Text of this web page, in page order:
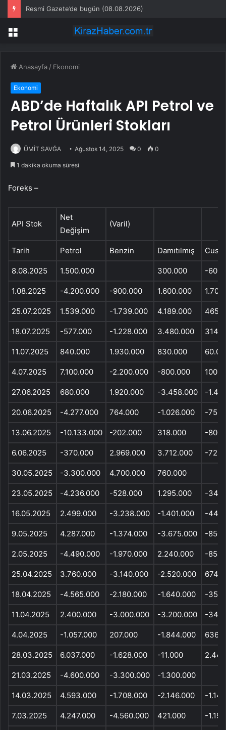
Resmi Gazete’de bugün (08.08.2026)
Menü
Anasayfa / Ekonomi
Ekonomi
ABD’de Haftalık API Petrol ve
Petrol Ürünleri Stokları
ÜMİT SAVĞA Ağustos 14, 2025 0 0
1 dakika okuma süresi
Foreks –
API Stok
Net
Değişim
(Varil)
Tarih Petrol Benzin Damıtılmış
8.08.2025 1.500.000 300.000 -
1.08.2025 -4.200.000 -900.000 1.600.000
25.07.2025 1.539.000 -1.739.000 4.189.000
18.07.2025 -577.000 -1.228.000 3.480.000
11.07.2025 840.000 1.930.000 830.000
4.07.2025 7.100.000 -2.200.000 -800.000
27.06.2025 680.000 1.920.000 -3.458.000 -
20.06.2025 -4.277.000 764.000 -1.026.000 -
13.06.2025 -10.133.000 -202.000 318.000 -
6.06.2025 -370.000 2.969.000 3.712.000 -
30.05.2025 -3.300.000 4.700.000 760.000
23.05.2025 -4.236.000 -528.000 1.295.000 -
16.05.2025 2.499.000 -3.238.000 -1.401.000 -
9.05.2025 4.287.000 -1.374.000 -3.675.000 -
2.05.2025 -4.490.000 -1.970.000 2.240.000 -
25.04.2025 3.760.000 -3.140.000 -2.520.000
18.04.2025 -4.565.000 -2.180.000 -1.640.000 -
11.04.2025 2.400.000 -3.000.000 -3.200.000 -
4.04.2025 -1.057.000 207.000 -1.844.000
28.03.2025 6.037.000 -1.628.000 -11.000
21.03.2025 -4.600.000 -3.300.000 -1.300.000
14.03.2025 4.593.000 -1.708.000 -2.146.000 -
7.03.2025 4.247.000 -4.560.000 421.000 -